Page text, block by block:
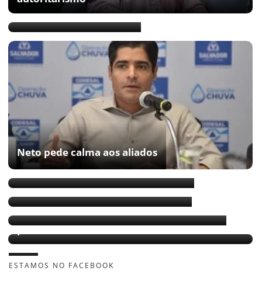
Sem acordo com o MBL
Neto pede calma aos aliados
“Por enquanto, o líder é Carballal”
Carballal nega ida para a Limpurb
Carballal cotado para assumir a Limpurb
Carballal afirma que ainda é precoce discutir
presidência
ESTAMOS NO FACEBOOK